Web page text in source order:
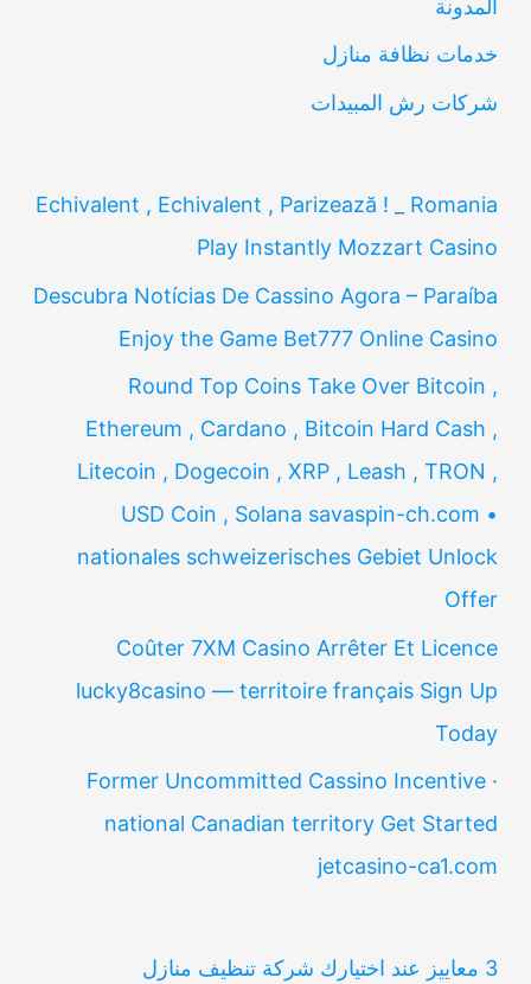
المدونة
خدمات نظافة منازل
شركات رش المبيدات
Echivalent , Echivalent , Parizează ! _ Romania
Play Instantly Mozzart Casino
Descubra Notícias De Cassino Agora – Paraíba
Enjoy the Game Bet777 Online Casino
Round Top Coins Take Over Bitcoin ,
Ethereum , Cardano , Bitcoin Hard Cash ,
Litecoin , Dogecoin , XRP , Leash , TRON ,
USD Coin , Solana savaspin-ch.com •
nationales schweizerisches Gebiet Unlock
Offer
Coûter 7XM Casino Arrêter Et Licence
lucky8casino — territoire français Sign Up
Today
Former Uncommitted Cassino Incentive ·
national Canadian territory Get Started
jetcasino-ca1.com
3 معاييز عند اختيارك شركة تنظيف منازل